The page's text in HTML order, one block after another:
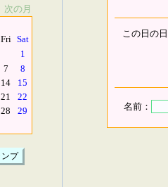
次の月
Fri Sat
1
7
8
14
15
21
22
28
29
この日の
名前：